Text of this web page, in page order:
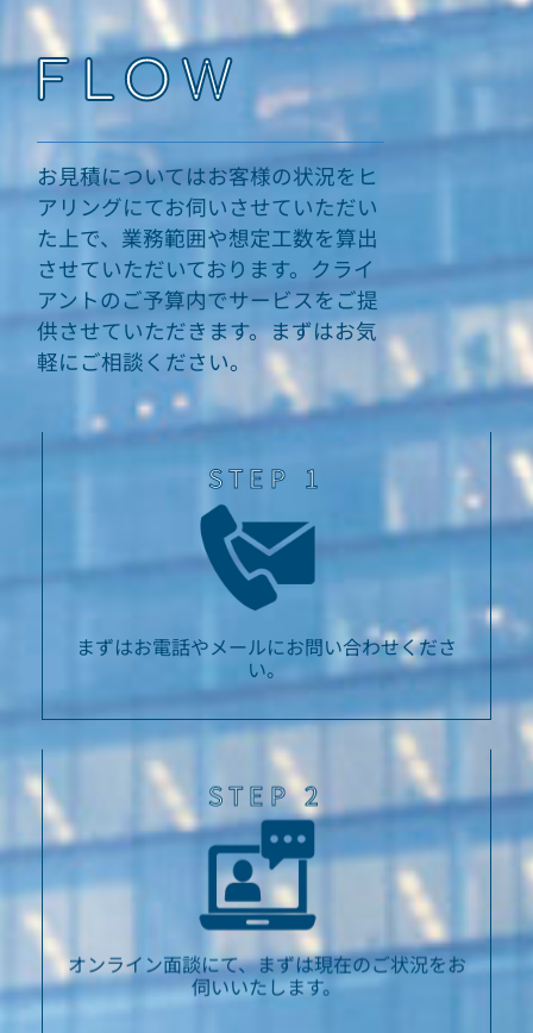
FLOW
お見積についてはお客様の状況をヒ
アリングにてお伺いさせていただい
た上で、業務範囲や想定工数を算出
させていただいております。 クライ
アントのご予算内でサービスをご提
供させていただきます。まずはお気
軽にご相談ください。
STEP 1
まずはお電話やメールにお問い合わせくださ
い。
STEP 2
オンライン面談にて、まずは現在のご状況をお
伺いいたします。